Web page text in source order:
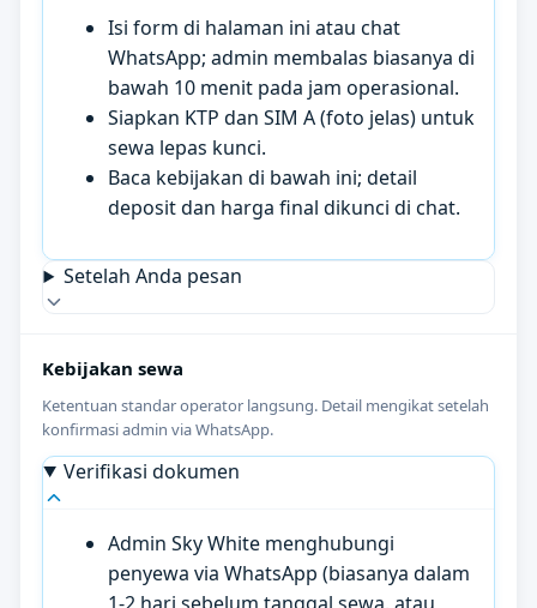
Isi form di halaman ini atau chat
WhatsApp; admin membalas biasanya di
bawah 10 menit pada jam operasional.
Siapkan KTP dan SIM A (foto jelas) untuk
sewa lepas kunci.
Baca kebijakan di bawah ini; detail
deposit dan harga final dikunci di chat.
Setelah Anda pesan
Kebijakan sewa
Ketentuan standar operator langsung. Detail mengikat setelah
konfirmasi admin via WhatsApp.
Verifikasi dokumen
Admin Sky White menghubungi
penyewa via WhatsApp (biasanya dalam